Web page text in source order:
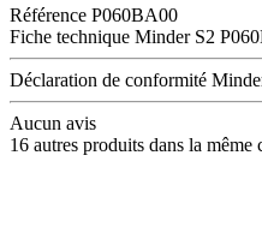
Référence P060BA00
Fiche technique Minder S2
Déclaration de conformité
Aucun avis
16 autres produits dans la même